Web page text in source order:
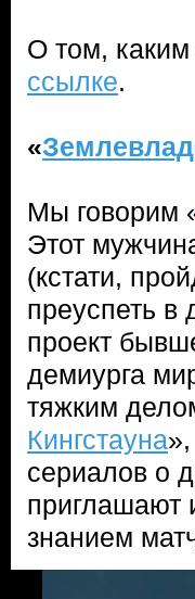
О том,
ссылке.
«
Мы говорим
Этот
(кстати,
преуспеть в
проект
демиурга
тяжким
Кингстауна
сериалов о
приглашают
знанием